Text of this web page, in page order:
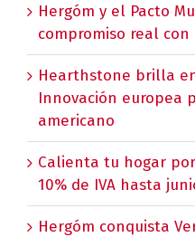
Hergóm y el Pacto
compromiso real
Hearthstone brilla
Innovación europea
americano
Calienta tu hogar
10% de IVA hasta
Hergóm conquista